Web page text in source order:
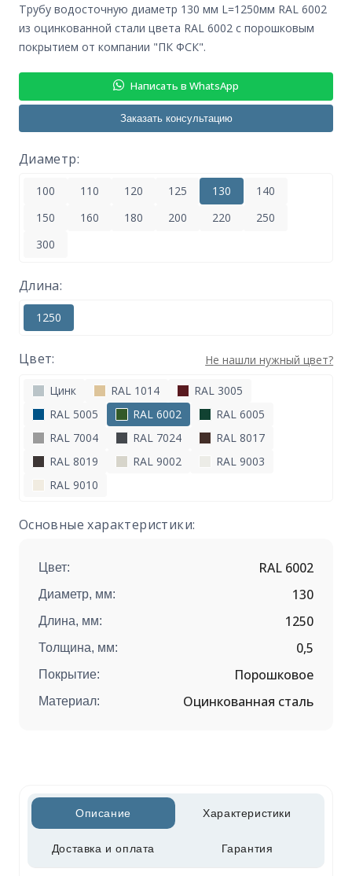
трубу водосточную диаметр 130 мм L=1250мм RAL 6002
из оцинкованной стали цвета RAL 6002 с порошковым
покрытием от компании "ПК ФСК".
Написать в WhatsApp
Заказать консультацию
Диаметр:
100 110 120 125 130
140
150
160 180 200 220
250
300
Длина:
1250
Цвет: Не нашли нужный цвет?
Цинк RAL 1014
RAL 3005
RAL 5005
RAL 6002
RAL 6005
RAL 7004
RAL 7024
RAL 8017
RAL 8019
RAL 9002
RAL 9003
RAL 9010
Основные характеристики:
Цвет: RAL 6002
Диаметр, мм: 130
Длина, мм: 1250
Толщина, мм: 0,5
Покрытие: Порошковое
Материал: Оцинкованная сталь
Описание Характеристики
Доставка и оплата Гарантия